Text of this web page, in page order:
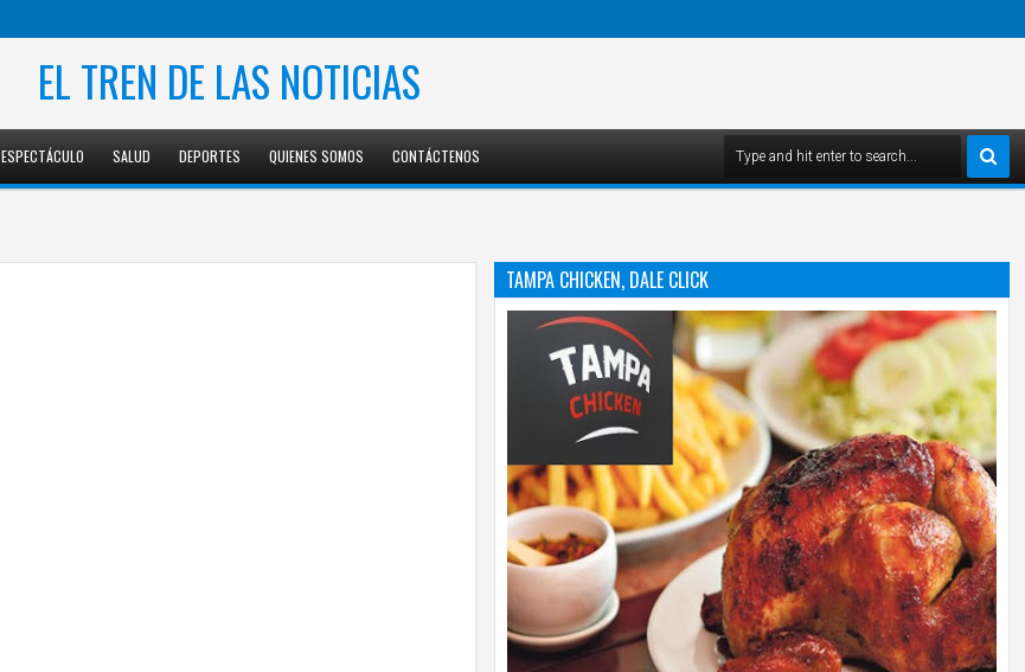
EL TREN DE LAS NOTICIAS
ESPECTÁCULO SALUD DEPORTES QUIENES SOMOS CONTÁCTENOS
TAMPA CHICKEN, DALE CLICK